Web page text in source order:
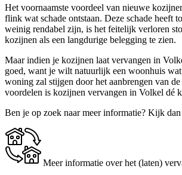
Het voornaamste voordeel van nieuwe
flink wat schade ontstaan. Deze schade heeft
weinig rendabel zijn, is het feitelijk verloren
kozijnen als een langdurige belegging te zien.
Maar indien je kozijnen laat vervangen in
goed, want je wilt natuurlijk een woonhuis
woning zal stijgen door het aanbrengen van
voordelen is kozijnen vervangen in Volkel dé
Ben je op zoek naar meer informatie? Kijk
Meer informatie over het (laten)